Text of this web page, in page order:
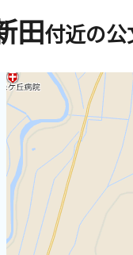
田付近の